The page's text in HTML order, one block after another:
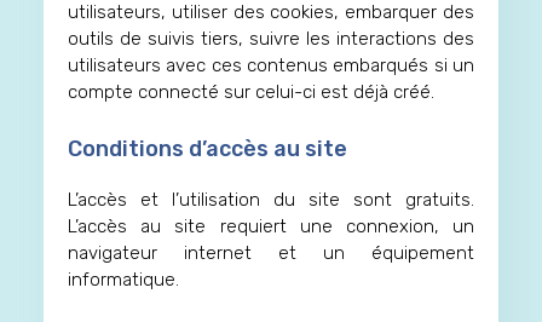
utilisateurs, utiliser des cookies, embarquer des
outils de suivis tiers, suivre les interactions des
utilisateurs avec ces contenus embarqués si un
compte connecté sur celui-ci est déjà créé.
Conditions d’accès au site
L’accès et l’utilisation du site sont gratuits.
L’accès au site requiert une connexion, un
navigateur internet et un équipement
informatique.